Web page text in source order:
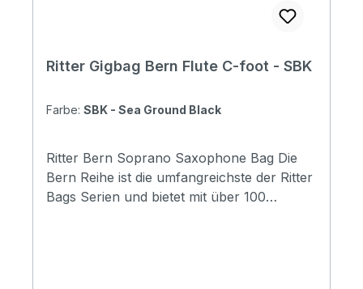
Ritter Gigbag Bern Flute C-foot - SBK
Farbe: SBK - Sea Ground Black
Ritter Bern Soprano Saxophone Bag Die
Bern Reihe ist die umfangreichste der Ritter
Bags Serien und bietet mit über 100